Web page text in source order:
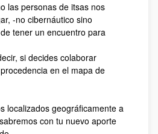
las personas de itsas nos
-no cibernáutico sino
tener un encuentro para
si decides colaborar
en el mapa de
localizados geográficamente a
con tu nuevo aporte